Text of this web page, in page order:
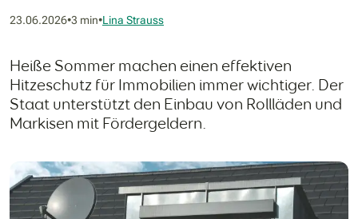
23.06.2026•Lesezeit:
3 min•Lina Strauss
Heiße Sommer machen einen effektiven
Hitzeschutz für Immobilien immer wichtiger. Der
Staat unterstützt den Einbau von Rollläden und
Markisen mit Fördergeldern.